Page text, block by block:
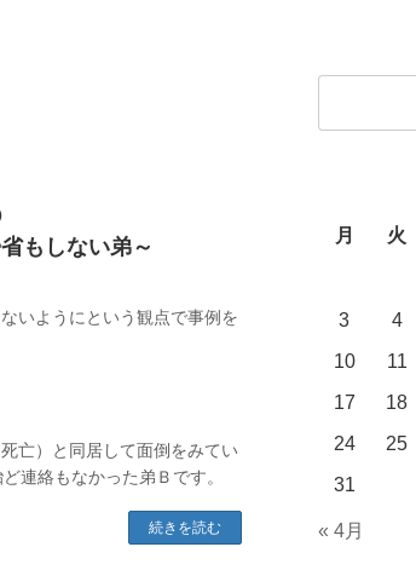
もしない弟～
いようにという観点で事例を
亡）と同居して面倒をみてい
連絡もなかった弟Ｂです。
続きを読む
月 火
3
4
10
11
17
18
24
25
31
« 4月